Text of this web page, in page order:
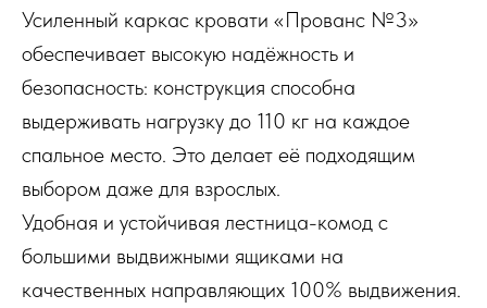
Усиленный каркас кровати «Прованс №3»
обеспечивает высокую надёжность и
безопасность: конструкция способна
выдерживать нагрузку до 110 кг на каждое
спальное место. Это делает её подходящим
выбором даже для взрослых.
Удобная и устойчивая лестница-комод с
большими выдвижными ящиками на
качественных направляющих 100% выдвижения.